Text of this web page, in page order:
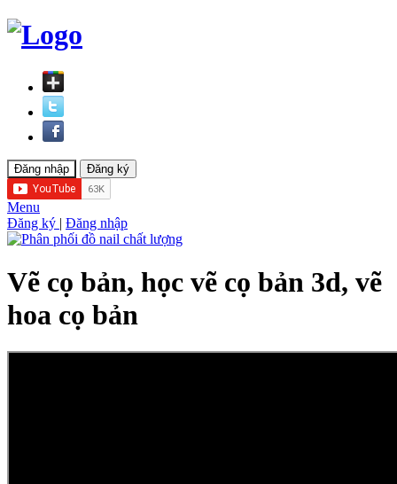
Menu
Đăng ký | Đăng nhập
Vẽ cọ bản, học vẽ cọ bản 3d, vẽ
hoa cọ bản